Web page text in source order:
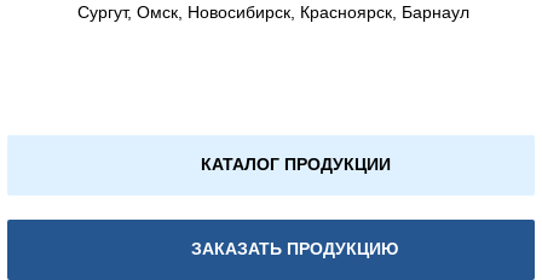
Сургут, Омск, Новосибирск, Красноярск, Барнаул
КАТАЛОГ ПРОДУКЦИИ
ЗАКАЗАТЬ ПРОДУКЦИЮ